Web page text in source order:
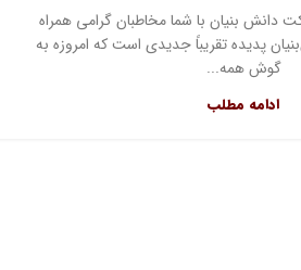
دانش بنیان با شما مخاطبان گرامی همراه
پدیده تقریباً جدیدی است که امروزه به
گوش همه...
ادامه مطلب